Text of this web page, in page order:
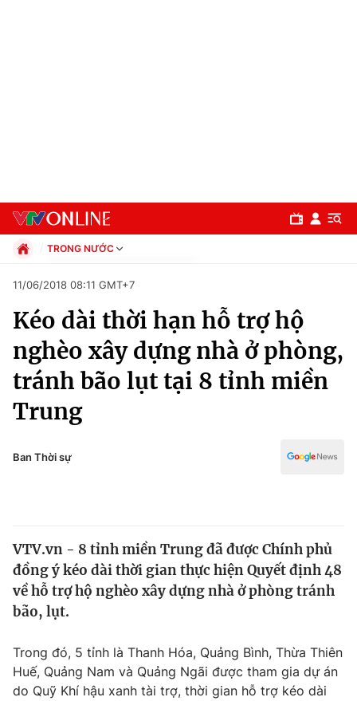
Chuyên mục
Chính trị
Xã hội
Pháp luật
Thế giới
Tin tức
Thế giới đó đây
Câu chuyện quốc tế
Kinh tế
Thị trường
Góc doanh nghiệp
Truyền hình
TRONG NƯỚC
Xã hội
Pháp luật
Thể thao
Truyền hình
Văn hóa - Giải trí
Y tế
Công nghệ
11/06/2018 08:11 GMT+7
Kéo dài thời hạn hỗ trợ hộ
nghèo xây dựng nhà ở phòng,
tránh bão lụt tại 8 tỉnh miền
Trung
Ban Thời sự
VTV.vn - 8 tỉnh miền Trung đã được Chính phủ
đồng ý kéo dài thời gian thực hiện Quyết định 48
về hỗ trợ hộ nghèo xây dựng nhà ở phòng tránh
bão, lụt.
Trong đó, 5 tỉnh là Thanh Hóa, Quảng Bình, Thừa Thiên
Huế, Quảng Nam và Quảng Ngãi được tham gia dự án
do Quỹ Khí hậu xanh tài trợ, thời gian hỗ trợ kéo dài